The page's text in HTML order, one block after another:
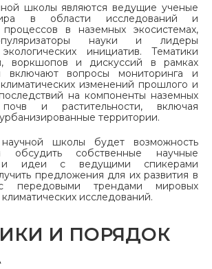
школы являются ведущие ученые
в области исследований и
в наземных экосистемах,
науки и лидеры
инициатив. Тематики
воркшопов и дискуссий в рамках
включают вопросы мониторинга и
изменений прошлого и
на компоненты наземных
и растительности, включая
территории.
школы будет возможность
обсудить собственные научные
и идеи с ведущими спикерами
предложения для их развития в
с передовыми трендами мировых
исследований.
И ПОРЯДОК